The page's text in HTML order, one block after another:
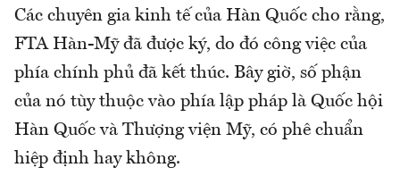
Các chuyên gia kinh tế của Hàn Quốc cho rằng,
FTA Hàn-Mỹ đã được ký, do đó công việc của
phía chính phủ đã kết thúc. Bây giờ, số phận
của nó tùy thuộc vào phía lập pháp là Quốc hội
Hàn Quốc và Thượng viện Mỹ, có phê chuẩn
hiệp định hay không.